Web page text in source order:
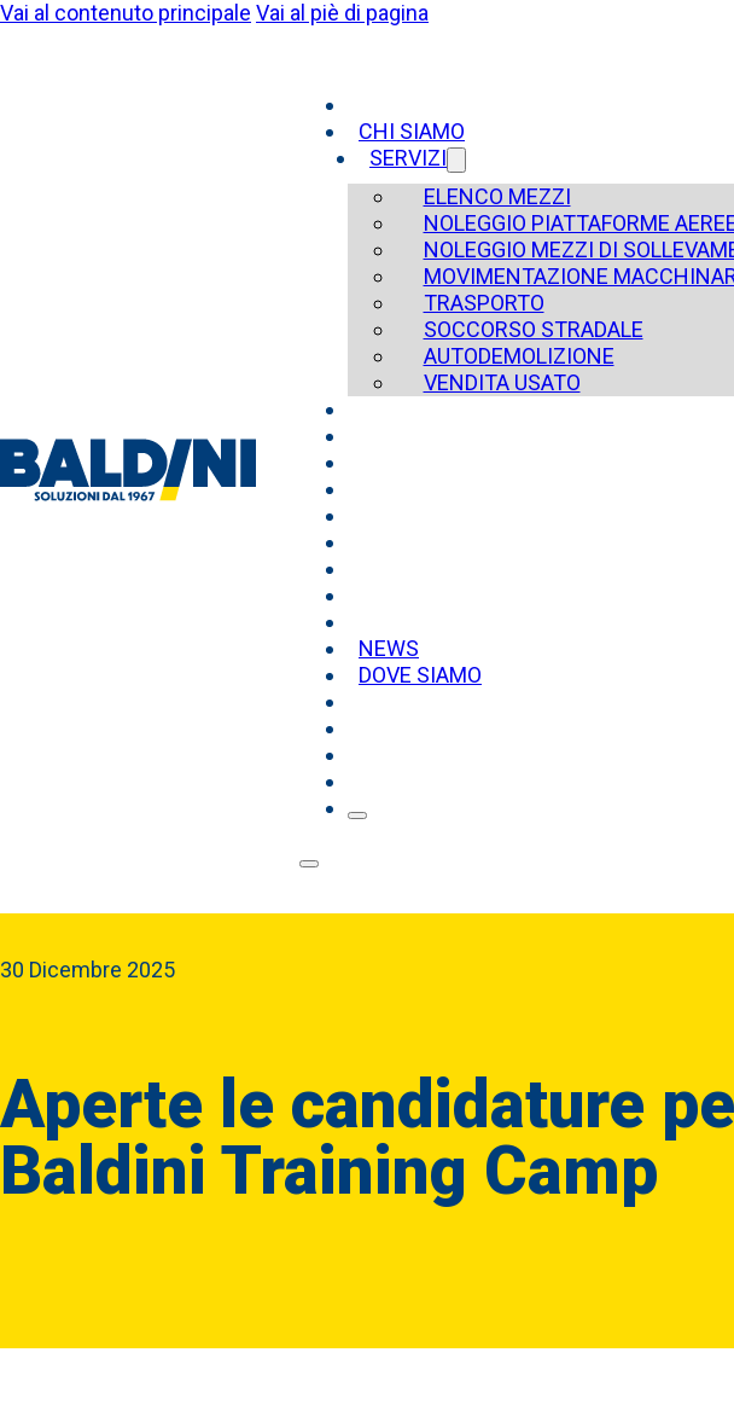
Vai al contenuto principale Vai al piè di pagina
CHI SIAMO
SERVIZI
ELENCO MEZZI
NOLEGGIO PIATTAFORME
NOLEGGIO MEZZI DI
MOVIMENTAZIONE
TRASPORTO
SOCCORSO STRADALE
AUTODEMOLIZIONE
VENDITA USATO
NEWS
DOVE SIAMO
30 Dicembre 2025
Aperte le candidature
Baldini Training Camp